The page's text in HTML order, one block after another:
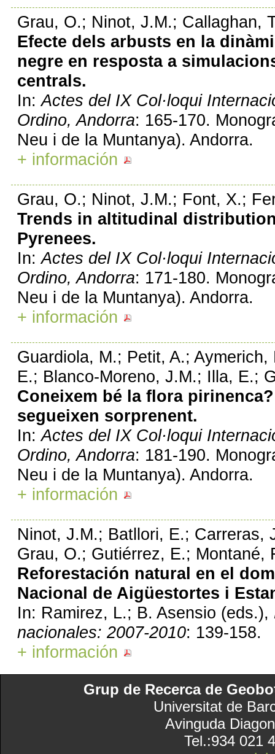
Grau, O.; Ninot, J.M.; Callaghan,
Efecte dels arbusts en la
negre en resposta a
centrals.
In:Actes del IX Col·loqui
Ordino, Andorra: 165-170.
Neu i de la Muntanya). Andorra.
+ información
Grau, O.; Ninot, J.M.; Font, X.;
Trends in altitudinal
Pyrenees.
In:Actes del IX Col·loqui
Ordino, Andorra: 171-180.
Neu i de la Muntanya). Andorra.
+ información
Guardiola, M.; Petit, A.;
E.; Blanco-Moreno, J.M.; Illa, E.;
Coneixem bé la flora
segueixen sorprenent.
In:Actes del IX Col·loqui
Ordino, Andorra: 181-190.
Neu i de la Muntanya). Andorra.
+ información
Ninot, J.M.; Batllori, E.; Carreras,
Grau, O.; Gutiérrez, E.; Montané,
Reforestación natural en el
Nacional de Aigüestortes i
In: Ramirez, L.; B. Asensio (eds.),
nacionales: 2007-2010: 139-158.
+ información
Grup de Recerca de
Universitat de
Avinguda
Tel.:934 021